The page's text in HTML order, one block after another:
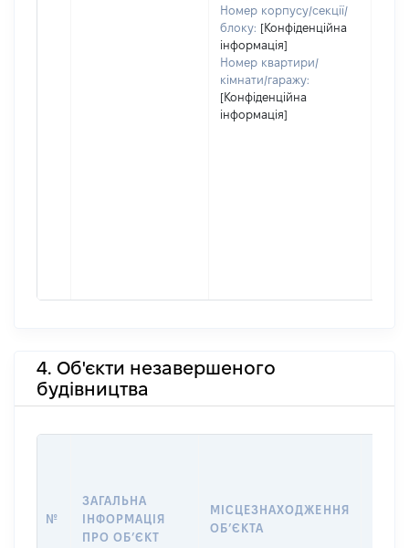
Номер корпусу/секції/
блоку: [Конфіденційна
інформація]
Номер квартири/
кімнати/гаражу:
[Конфіденційна
інформація]
4. Об'єкти незавершеного
будівництва
№
ЗАГАЛЬНА
ІНФОРМАЦІЯ
ПРО ОБʼЄКТ
МІСЦЕЗНАХОДЖЕННЯ
ОБʼЄКТА